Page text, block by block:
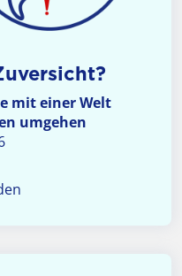
mit einer Welt
umgehen